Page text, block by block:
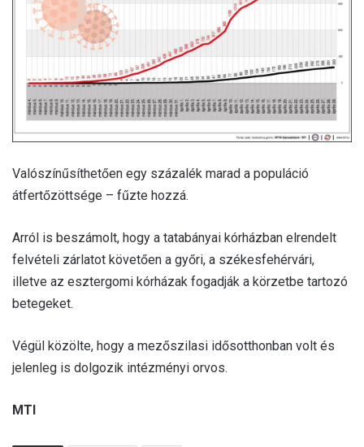
Valószínűsíthetően egy százalék marad a populáció
átfertőzöttsége – fűzte hozzá.
Arról is beszámolt, hogy a tatabányai kórházban elrendelt
felvételi zárlatot követően a győri, a székesfehérvári,
illetve az esztergomi kórházak fogadják a körzetbe tartozó
betegeket.
Végül közölte, hogy a mezőszilasi idősotthonban volt és
jelenleg is dolgozik intézményi orvos.
MTI